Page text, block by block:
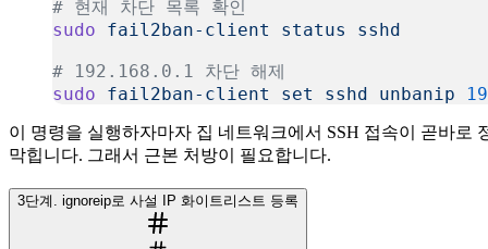
# 현재 차단 목록 확인
sudo fail2ban-client status
sshd
# 192.168.0.1 차단 해제
sudo fail2ban-client set sshd unbanip
이 명령을 실행하자마자 집 네트워크에서 SSH 접속이 곧바
막힙니다. 그래서 근본 처방이 필요합니다.
3단계. ignoreip로 사설 IP 화이트리스트 등록